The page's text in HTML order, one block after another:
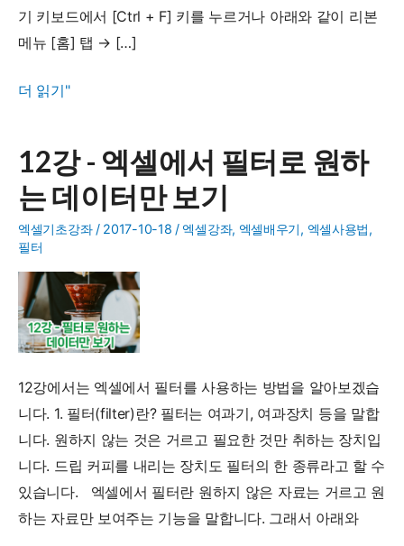
기 키보드에서 [Ctrl + F] 키를 누르거나 아래와 같이 리본
메뉴 [홈] 탭 → […]
13
엑
셀
에
서
찾
기
및
바
더 읽기"
12강 - 엑셀에서 필터로 원하
는 데이터만 보기
엑셀기초강좌/ 2017-10-18 / 엑셀강좌, 엑셀배우기, 엑셀사용법,
필터
12강에서는 엑셀에서 필터를 사용하는 방법을 알아보겠습
니다. 1. 필터(filter)란? 필터는 여과기, 여과장치 등을 말합
니다. 원하지 않는 것은 거르고 필요한 것만 취하는 장치입
니다. 드립 커피를 내리는 장치도 필터의 한 종류라고 할 수
있습니다. 엑셀에서 필터란 원하지 않은 자료는 거르고 원
하는 자료만 보여주는 기능을 말합니다. 그래서 아래와